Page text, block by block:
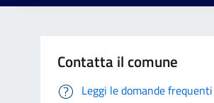
Contatta il comune
Leggi le domande frequenti